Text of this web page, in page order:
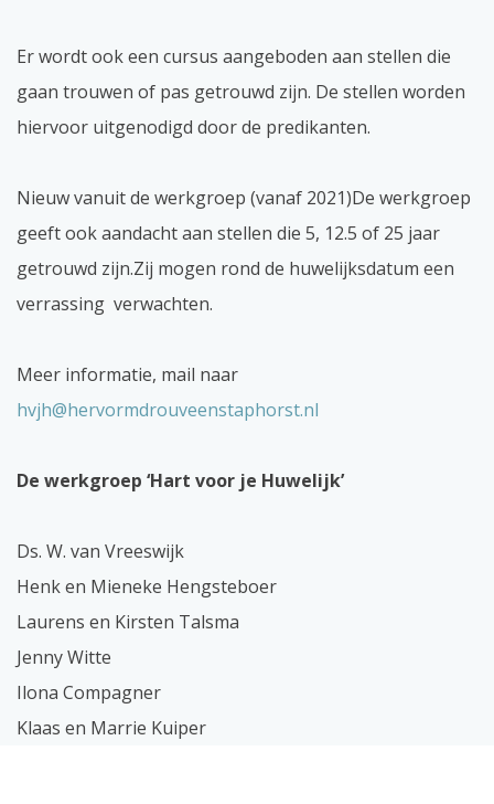
Er wordt ook een cursus aangeboden aan stellen die
gaan trouwen of pas getrouwd zijn. De stellen worden
hiervoor uitgenodigd door de predikanten.
Nieuw vanuit de werkgroep (vanaf 2021)De werkgroep
geeft ook aandacht aan stellen die 5, 12.5 of 25 jaar
getrouwd zijn.Zij mogen rond de huwelijksdatum een
verrassing verwachten.
Meer informatie, mail naar
hvjh@hervormdrouveenstaphorst.nl
De werkgroep ‘Hart voor je Huwelijk’
Ds. W. van Vreeswijk
Henk en Mieneke Hengsteboer
Laurens en Kirsten Talsma
Jenny Witte
Ilona Compagner
Klaas en Marrie Kuiper